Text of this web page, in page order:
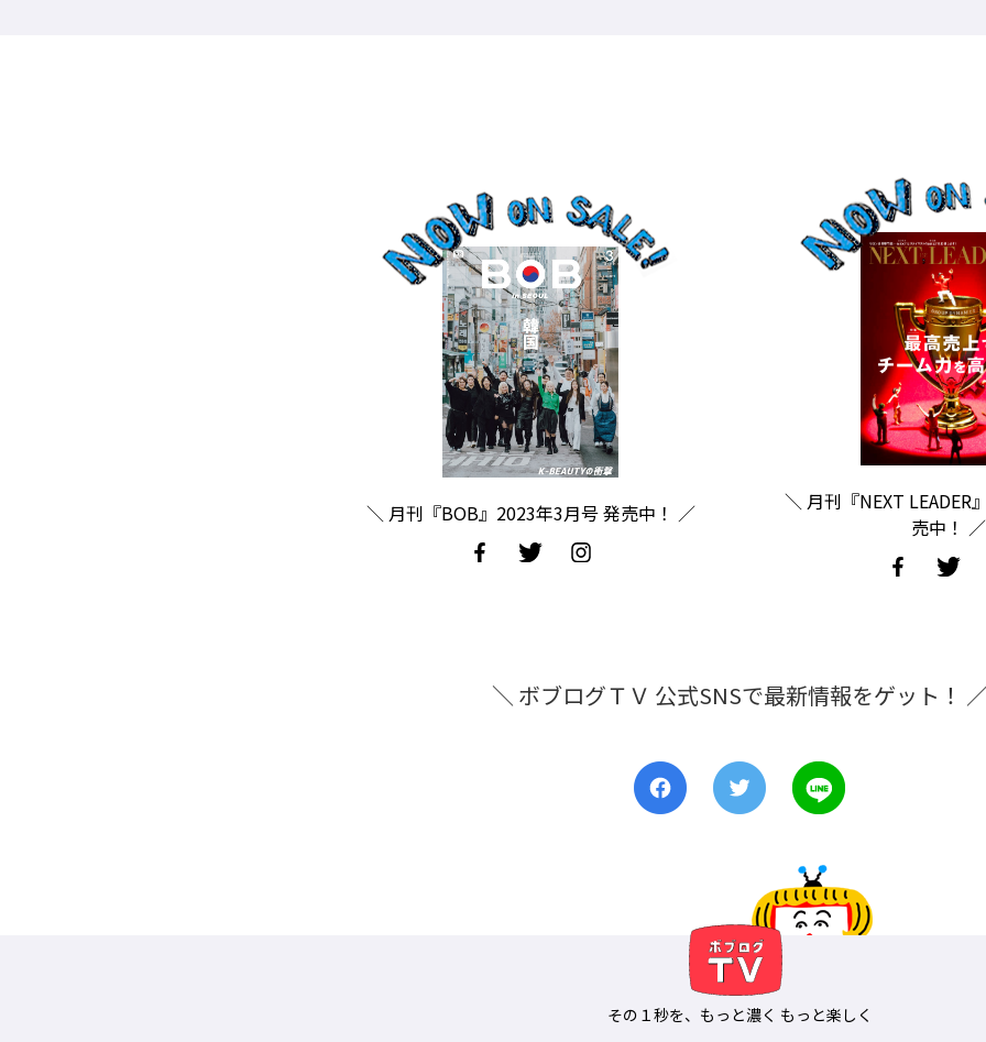
＼ 月刊『BOB』2023年3月号 発売中！ ／
＼ 月刊『NEXT LEADER
売中！ ／
＼ ボブログＴＶ 公式SNSで最新情報をゲット！
その１秒を、もっと濃く もっと楽しく